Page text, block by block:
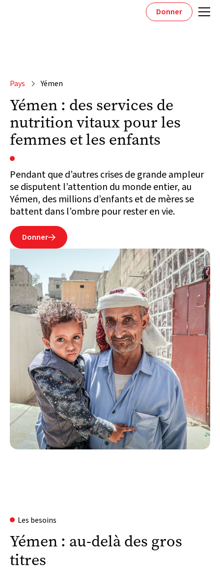
Donner
Pays Yémen
Yémen : des services de
nutrition vitaux pour les
femmes et les enfants
Pendant que d’autres crises de grande ampleur
se disputent l’attention du monde entier, au
Yémen, des millions d’enfants et de mères se
battent dans l’ombre pour rester en vie.
Donner
Les besoins
Yémen : au-delà des gros
titres